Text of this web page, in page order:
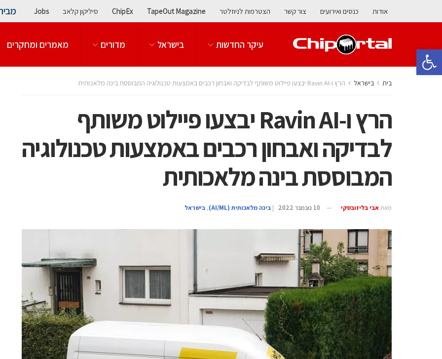
פתח סרגל נגישות
אודות כנסים ואירועים צור קשר הצטרפות לניוזלטר TapeOut Magazine
ChipEx סיליקון קלאב Jobs
עיקר החדשות בישראל מדורים מאמרים ומחקרים
בית בישראל הרץ ו-Ravin AI יבצעו פיילוט משותף לבדיקה ואבחון רכבים באמצעות טכנולוגיה המבוססת בינה מלאכותית
הרץ ו-Ravin AI יבצעו פיילוט משותף
לבדיקה ואבחון רכבים באמצעות טכנולוגיה
המבוססת בינה מלאכותית
מאת אבי בליזובסקי 10 נובמבר 2022 | בינה מלאכותית (AI/ML) , בישראל